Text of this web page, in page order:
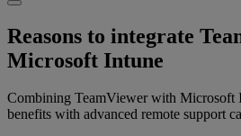
Reasons to integrate
Microsoft Intune
Combining TeamViewer with Microsoft
benefits with advanced remote support